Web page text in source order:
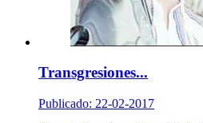
Transgresiones...
Publicado: 22-02-2017